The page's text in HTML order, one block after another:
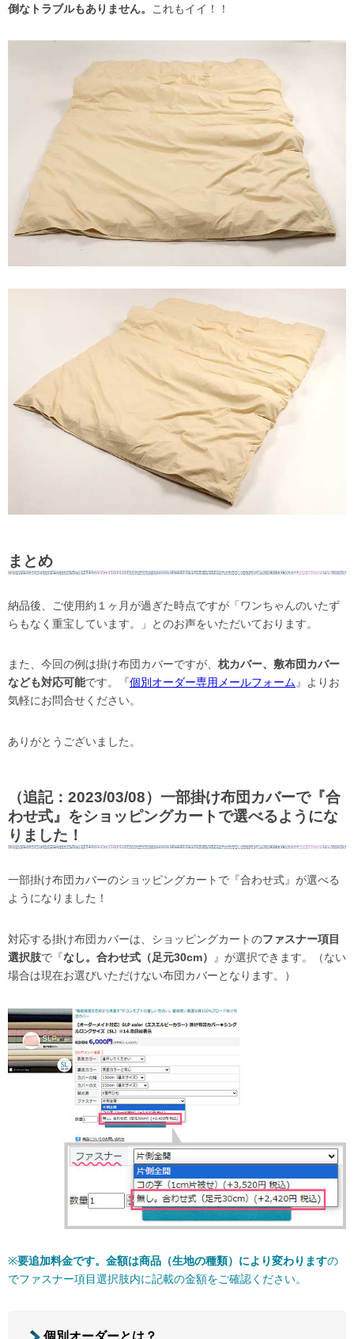
倒なトラブルもありません。
これもイイ！！
まとめ
納品後、ご使用約１ヶ月が過ぎた時点ですが「ワンちゃんのいたず
らもなく重宝しています。」とのお声をいただいております。
また、今回の例は掛け布団カバーですが、 枕カバー、敷布団カバー
なども対応可能です。『個別オーダー専用メールフォーム』よりお
気軽にお問合せください。
ありがとうございました。
（追記：2023/03/08）一部掛け布団カバーで『合
わせ式』をショッピングカートで選べるようにな
りました！
一部掛け布団カバーのショッピングカートで『合わせ式』が選べる
ようになりました！
対応する掛け布団カバーは、ショッピングカートのファスナー項目
選択肢で『なし。合わせ式（足元30cm）
』が選択できます。（ない
場合は現在お選びいただけない布団カバーとなります。）
※要追加料金です。金額は商品（生地の種類）により変わりますの
でファスナー項目選択肢内に記載の金額をご確認ください。
個別オーダーとは？